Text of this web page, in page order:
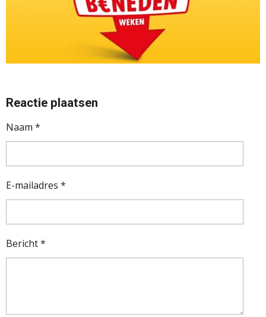
Reactie plaatsen
Naam *
E-mailadres *
Bericht *